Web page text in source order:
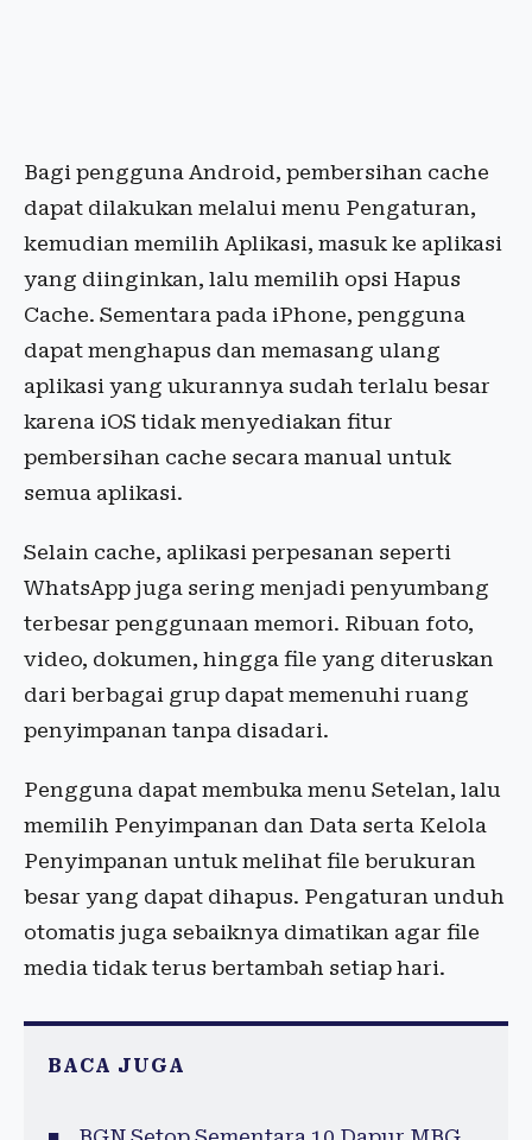
Bagi pengguna Android, pembersihan cache
dapat dilakukan melalui menu Pengaturan,
kemudian memilih Aplikasi, masuk ke aplikasi
yang diinginkan, lalu memilih opsi Hapus
Cache. Sementara pada iPhone, pengguna
dapat menghapus dan memasang ulang
aplikasi yang ukurannya sudah terlalu besar
karena iOS tidak menyediakan fitur
pembersihan cache secara manual untuk
semua aplikasi.
Selain cache, aplikasi perpesanan seperti
WhatsApp juga sering menjadi penyumbang
terbesar penggunaan memori. Ribuan foto,
video, dokumen, hingga file yang diteruskan
dari berbagai grup dapat memenuhi ruang
penyimpanan tanpa disadari.
Pengguna dapat membuka menu Setelan, lalu
memilih Penyimpanan dan Data serta Kelola
Penyimpanan untuk melihat file berukuran
besar yang dapat dihapus. Pengaturan unduh
otomatis juga sebaiknya dimatikan agar file
media tidak terus bertambah setiap hari.
BACA JUGA